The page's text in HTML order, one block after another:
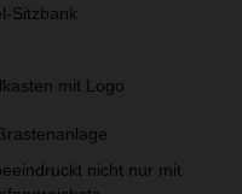
Sitzbank
mit Logo
nicht nur mit